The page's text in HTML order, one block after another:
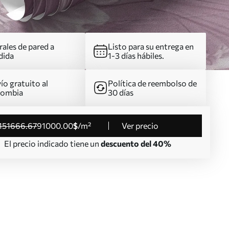
de pared a
Listo para su entrega en
1-3 días hábiles.
gratuito al
Política de reembolso de
30 días
.6791000.00$/m²
Ver precio
El precio indicado tiene un descuento del 40%